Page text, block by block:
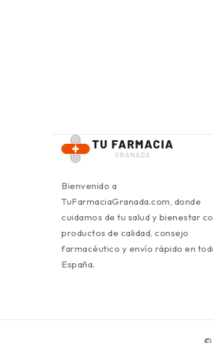
Bienvenido a
TuFarmaciaGranada.com, donde
cuidamos de tu salud y bienestar
productos de calidad, consejo
farmacéutico y envío rápido en
España.
©